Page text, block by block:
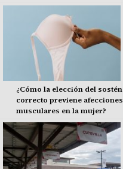
¿Cómo la elección del sostén
correcto previene afecciones
musculares en la mujer?